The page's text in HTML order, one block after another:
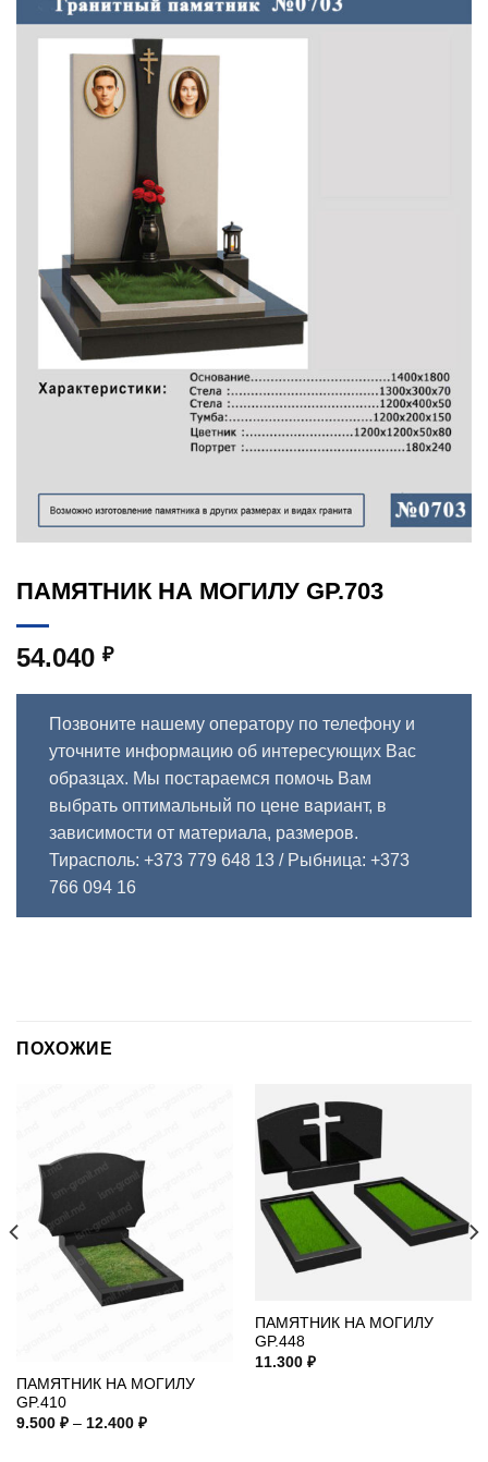
ПАМЯТНИК НА МОГИЛУ GP.703
54.040 ₽
Позвоните нашему оператору по телефону и
уточните информацию об интересующих Вас
образцах. Мы постараемся помочь Вам
выбрать оптимальный по цене вариант, в
зависимости от материала, размеров.
Тирасполь: +373 779 648 13 / Рыбница: +373
766 094 16
ПОХОЖИЕ
ПАМЯТНИК НА МОГИЛУ
GP.410
9.500 ₽ – 12.400 ₽Диапазон
ПАМЯТНИК НА МОГИЛУ
GP.448
11.300 ₽